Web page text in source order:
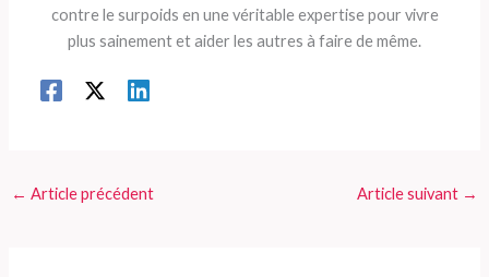
contre le surpoids en une véritable expertise pour vivre
plus sainement et aider les autres à faire de même.
← Article précédent Article suivant →